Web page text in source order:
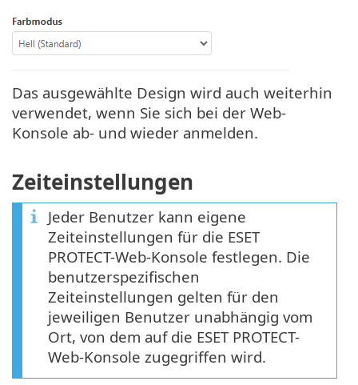
Das ausgewählte Design wird auch weiterhin
verwendet, wenn Sie sich bei der Web-
Konsole ab- und wieder anmelden.
Zeiteinstellungen
Jeder Benutzer kann eigene
Zeiteinstellungen für die ESET
PROTECT-Web-Konsole festlegen. Die
benutzerspezifischen
Zeiteinstellungen gelten für den
jeweiligen Benutzer unabhängig vom
Ort, von dem auf die ESET PROTECT-
Web-Konsole zugegriffen wird.